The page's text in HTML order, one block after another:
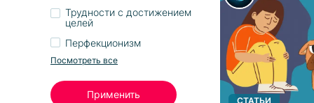
Трудности с достижением
целей
Перфекционизм
Посмотреть все
Применить
СТАТЬИ